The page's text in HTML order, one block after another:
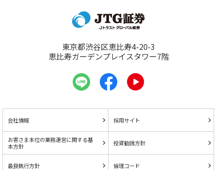
東京都渋谷区恵比寿4-20-3
恵比寿ガーデンプレイスタワー7階
会社情報 採用サイト
お客さま本位の業務運営に関する基
本方針
投資勧誘方針
最良執行方針 倫理コード